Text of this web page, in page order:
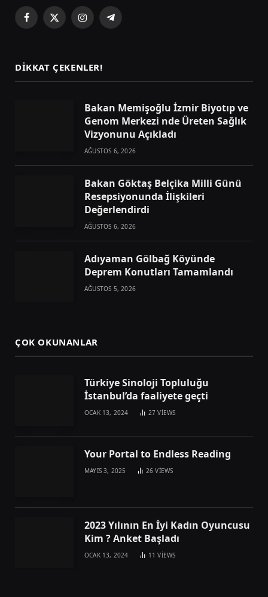
Facebook
X
InstagramTelegram
DIKKAT ÇEKENLER!
Bakan Memişoğlu İzmir Biyotıp ve
Genom Merkezi nde Üreten Sağlık
Vizyonunu Açıkladı
AĞUSTOS 6, 2026
Bakan Göktaş Belçika Milli Günü
Resepsiyonunda İlişkileri
Değerlendirdi
AĞUSTOS 6, 2026
Adıyaman Gölbağ Köyünde
Deprem Konutları Tamamlandı
AĞUSTOS 5, 2026
ÇOK OKUNANLAR
Türkiye Sinoloji Topluluğu
İstanbul’da faaliyete geçti
OCAK 13, 2024 27VIEWS
Your Portal to Endless Reading
MAYIS 3, 2025 26VIEWS
2023 Yılının En İyi Kadın Oyuncusu
Kim ? Anket Başladı
OCAK 13, 2024 11VIEWS